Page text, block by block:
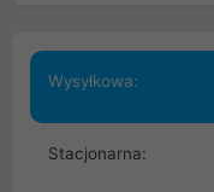
Wysyłkowa:
Stacjonarna: